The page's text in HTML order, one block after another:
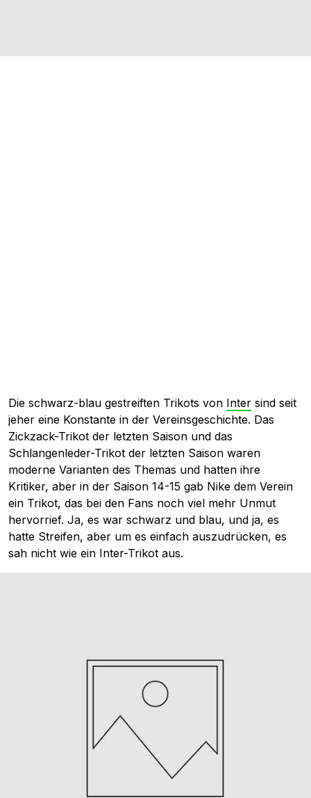
Die schwarz-blau gestreiften Trikots von Inter sind seit
jeher eine Konstante in der Vereinsgeschichte. Das
Zickzack-Trikot der letzten Saison und das
Schlangenleder-Trikot der letzten Saison waren
moderne Varianten des Themas und hatten ihre
Kritiker, aber in der Saison 14-15 gab Nike dem Verein
ein Trikot, das bei den Fans noch viel mehr Unmut
hervorrief. Ja, es war schwarz und blau, und ja, es
hatte Streifen, aber um es einfach auszudrücken, es
sah nicht wie ein Inter-Trikot aus.